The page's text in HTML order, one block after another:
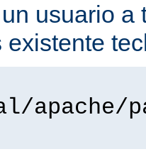
usuario a
existente